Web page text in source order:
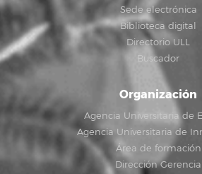
Sede electrónica
Biblioteca digital
Directorio ULL
Buscador
Organización
Agencia Universitaria de
Agencia Universitaria de
Área de formación
Dirección Gerencia